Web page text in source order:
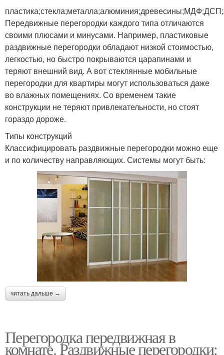
Передвижные перегородки каждого типа отличаются
своими плюсами и минусами. Например, пластиковые
раздвижные перегородки обладают низкой стоимостью,
легкостью, но быстро покрываются царапинами и
теряют внешний вид. А вот стеклянные мобильные
перегородки для квартиры могут использоваться даже
во влажных помещениях. Со временем такие
конструкции не теряют привлекательности, но стоят
гораздо дороже.
Типы конструкций
Классифицировать раздвижные перегородки можно еще
и по количеству направляющих. Системы могут быть:
читать дальше →
Перегородка передвижная в
комнате. Раздвижные перегородки: